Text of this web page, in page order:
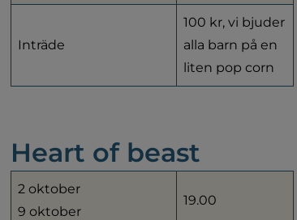
Inträde
100 kr, vi bjuder
alla barn på en
liten pop corn
Heart of beast
2 oktober
9 oktober
19.00